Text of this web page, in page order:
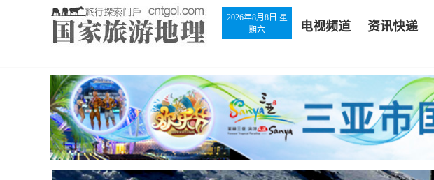
2026年8月8日 星
期六
电视频道 资讯快递